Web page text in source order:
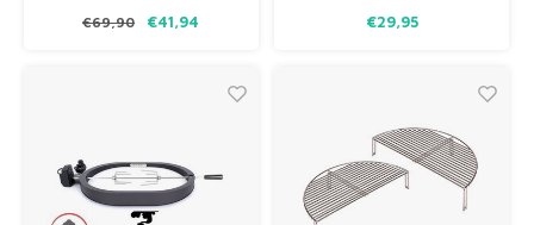
DUURZAME,
€69,90 €41,94
HITTEBESTENDIG TOT WEL
SILICONENRASTERS AAN BEIDE
ZIJDEN OP VINGERS EN
HANDPALMEN EN ZACHTE BIN
€29,95